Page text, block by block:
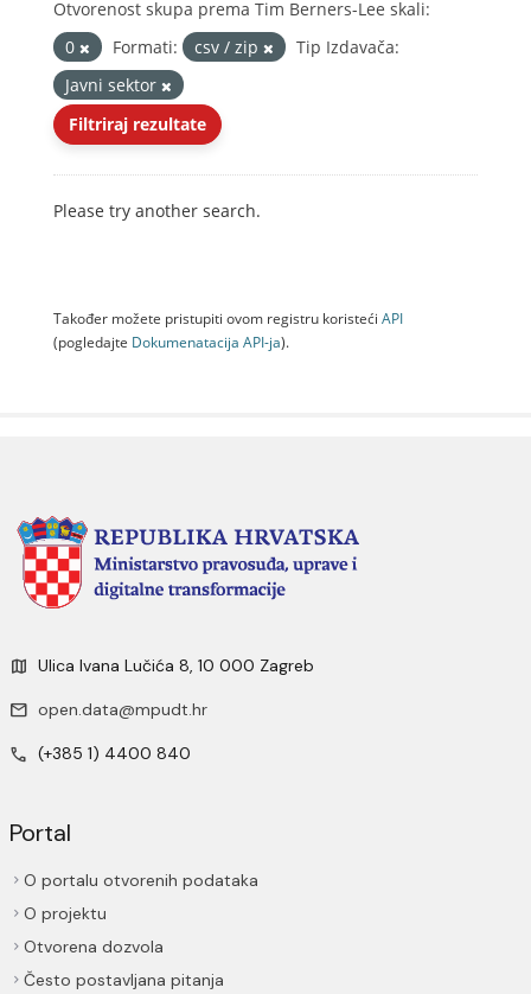
Otvorenost skupa prema Tim Berners-Lee skali:
0
Formati: csv / zip
Tip Izdavača:
Javni sektor
Filtriraj rezultate
Please try another search.
Također možete pristupiti ovom registru koristeći API
(pogledajte Dokumenаtаcijа API-jа).